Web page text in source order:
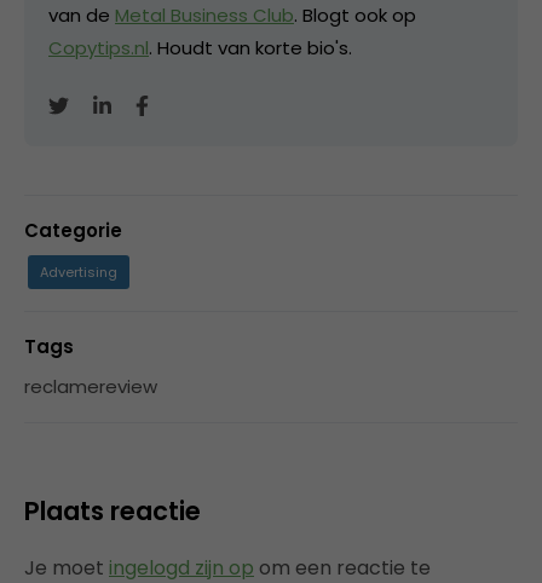
van de Metal Business Club. Blogt ook op
Copytips.nl. Houdt van korte bio's.
Categorie
Advertising
Tags
reclamereview
Plaats reactie
Je moet ingelogd zijn op om een reactie te